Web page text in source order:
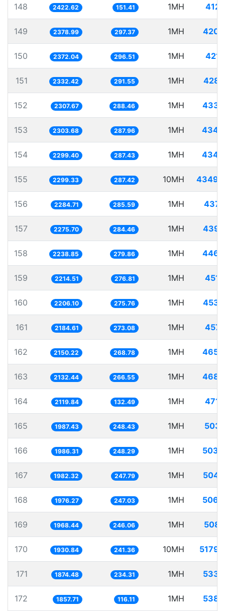
148 2422.62 151.41 1MH
149 2378.99 297.37 1MH
150 2372.04 296.51 1MH
151 2332.42 291.55 1MH
152 2307.67 288.46 1MH
153 2303.68 287.96 1MH
154 2299.40 287.43 1MH
155 2299.33 287.42 10MH
156 2284.71 285.59 1MH
157 2275.70 284.46 1MH
158 2238.85 279.86 1MH
159 2214.51 276.81 1MH
160 2206.10 275.76 1MH
161 2184.61 273.08 1MH
162 2150.22 268.78 1MH
163 2132.44 266.55 1MH
164 2119.84 132.49 1MH
165 1987.43 248.43 1MH
166 1986.31 248.29 1MH
167 1982.32 247.79 1MH
168 1976.27 247.03 1MH
169 1968.44 246.06 1MH
170 1930.84 241.36 10MH
171 1874.48 234.31 1MH
172 1857.71 116.11 1MH